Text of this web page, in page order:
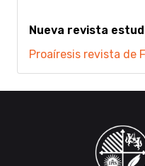
Nueva revista
Proaíresis revista de